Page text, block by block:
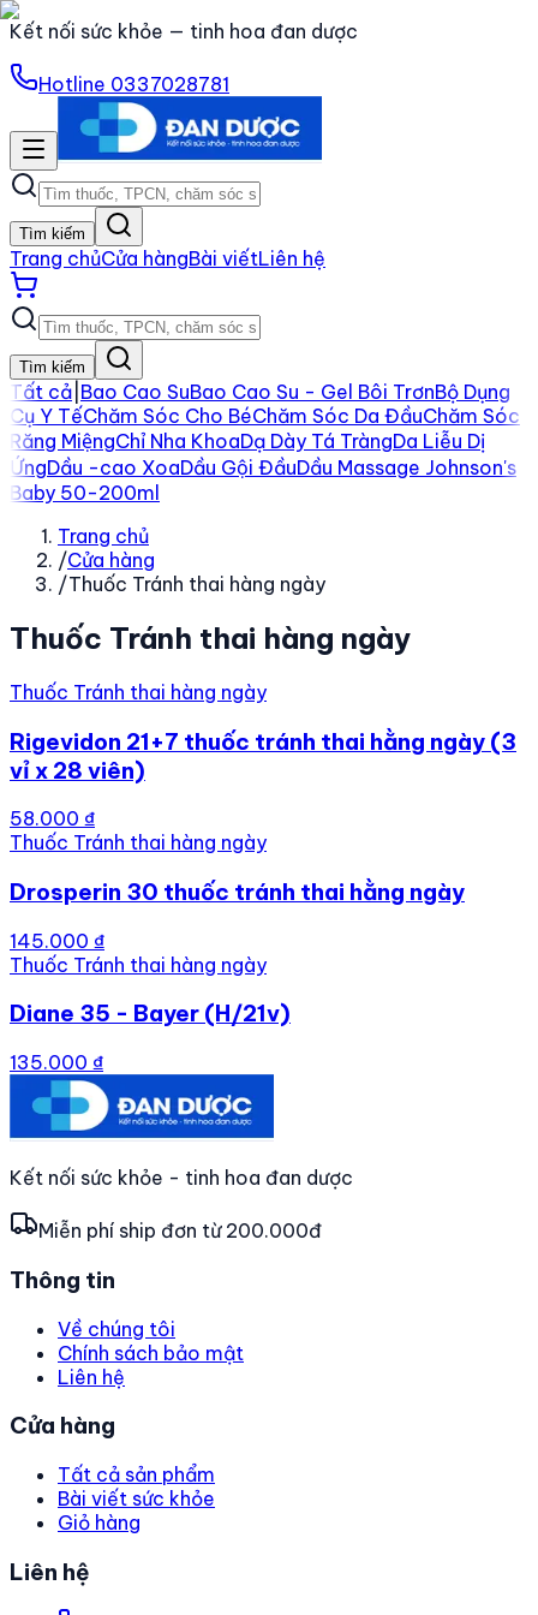
Kết nối sức khỏe — tinh hoa đan dược
Hotline 0337028781
Tìm kiếm
Trang chủCửa hàngBài viếtLiên hệ
Tìm kiếm
Tất cả Bao Cao SuBao Cao Su - Gel Bôi TrơnBộ Dụng
Cụ Y TếChăm Sóc Cho BéChăm Sóc Da ĐầuChăm Sóc
Răng MiệngChỉ Nha KhoaDạ Dày Tá TràngDa Liễu Dị
ỨngDầu -cao XoaDầu Gội ĐầuDầu Massage Johnson's
Baby 50-200ml
Trang chủ
/Cửa hàng
/Thuốc Tránh thai hàng ngày
Thuốc Tránh thai hàng ngày
Thuốc Tránh thai hàng ngày
Rigevidon 21+7 thuốc tránh thai hằng ngày (3
vỉ x 28 viên)
58.000 ₫
Thuốc Tránh thai hàng ngày
Drosperin 30 thuốc tránh thai hằng ngày
145.000 ₫
Thuốc Tránh thai hàng ngày
Diane 35 - Bayer (H/21v)
135.000 ₫
Kết nối sức khỏe - tinh hoa đan dược
Miễn phí ship đơn từ 200.000đ
Thông tin
Về chúng tôi
Chính sách bảo mật
Liên hệ
Cửa hàng
Tất cả sản phẩm
Bài viết sức khỏe
Giỏ hàng
Liên hệ